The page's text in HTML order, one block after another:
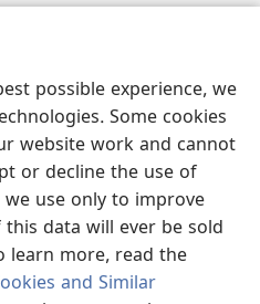
possible experience, we
Some cookies
website work and cannot
or decline the use of
use only to improve
data will ever be sold
learn more, read the
and Similar